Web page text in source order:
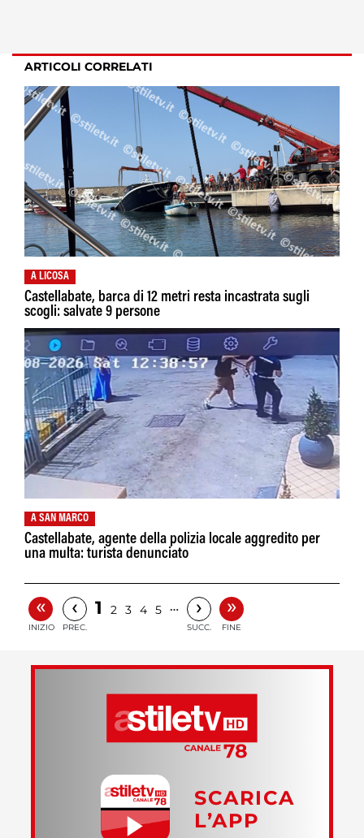
ARTICOLI CORRELATI
A LICOSA
Castellabate, barca di 12 metri resta incastrata sugli
scogli: salvate 9 persone
A SAN MARCO
Castellabate, agente della polizia locale aggredito per
una multa: turista denunciato
«
INIZIO
‹
PREC.
1 2 3 4 5 … ›
SUCC.
»
FINE
SCARICA
L’APP